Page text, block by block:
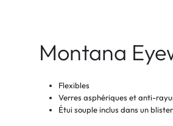
Montana
Flexibles
Verres asphériques et anti-
Étui souple inclus dans un blister